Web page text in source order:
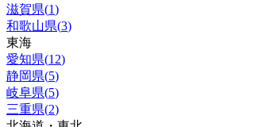
滋賀県(1)
和歌山県(3)
東海
愛知県(12)
静岡県(5)
岐阜県(5)
三重県(2)